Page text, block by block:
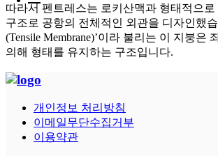
따라서 펜트레스는 로키산맥과 형태적으로
구조로 공항의 전체적인 외관을 디자인했
(Tensile Membrane)’이라 불리는 이 지붕은
의해 형태를 유지하는 구조입니다.
개인정보 처리방침
이메일무단수집거부
이용약관